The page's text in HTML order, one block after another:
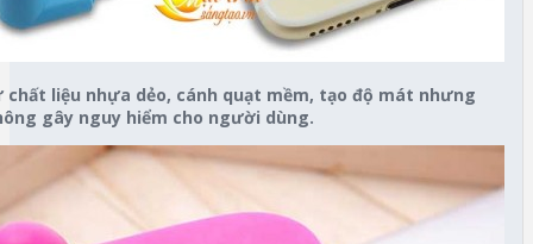
chất liệu nhựa dẻo, cánh quạt mềm, tạo độ mát nhưng
gây nguy hiểm cho người dùng.